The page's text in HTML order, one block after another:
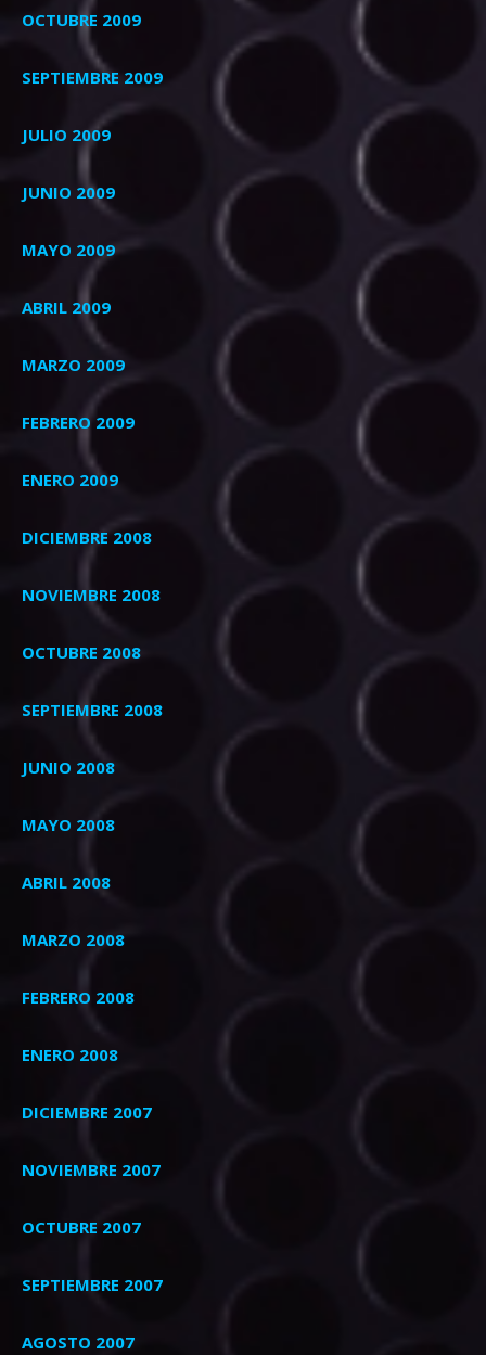
OCTUBRE 2009
SEPTIEMBRE 2009
JULIO 2009
JUNIO 2009
MAYO 2009
ABRIL 2009
MARZO 2009
FEBRERO 2009
ENERO 2009
DICIEMBRE 2008
NOVIEMBRE 2008
OCTUBRE 2008
SEPTIEMBRE 2008
JUNIO 2008
MAYO 2008
ABRIL 2008
MARZO 2008
FEBRERO 2008
ENERO 2008
DICIEMBRE 2007
NOVIEMBRE 2007
OCTUBRE 2007
SEPTIEMBRE 2007
AGOSTO 2007